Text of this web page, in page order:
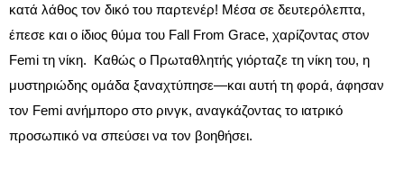
κατά λάθος τον δικό του παρτενέρ! Μέσα σε δευτερόλεπτα,
έπεσε και ο ίδιος θύμα του Fall From Grace, χαρίζοντας στον
Femi τη νίκη. Καθώς ο Πρωταθλητής γιόρταζε τη νίκη του, η
μυστηριώδης ομάδα ξαναχτύπησε—και αυτή τη φορά, άφησαν
τον Femi ανήμπορο στο ρινγκ, αναγκάζοντας το ιατρικό
προσωπικό να σπεύσει να τον βοηθήσει.